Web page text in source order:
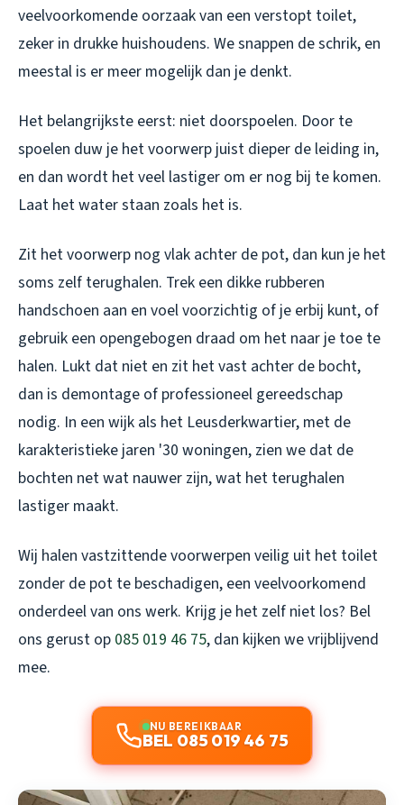
veelvoorkomende oorzaak van een verstopt toilet,
zeker in drukke huishoudens. We snappen de schrik, en
meestal is er meer mogelijk dan je denkt.
Het belangrijkste eerst: niet doorspoelen. Door te
spoelen duw je het voorwerp juist dieper de leiding in,
en dan wordt het veel lastiger om er nog bij te komen.
Laat het water staan zoals het is.
Zit het voorwerp nog vlak achter de pot, dan kun je het
soms zelf terughalen. Trek een dikke rubberen
handschoen aan en voel voorzichtig of je erbij kunt, of
gebruik een opengebogen draad om het naar je toe te
halen. Lukt dat niet en zit het vast achter de bocht,
dan is demontage of professioneel gereedschap
nodig. In een wijk als het Leusderkwartier, met de
karakteristieke jaren '30 woningen, zien we dat de
bochten net wat nauwer zijn, wat het terughalen
lastiger maakt.
Wij halen vastzittende voorwerpen veilig uit het toilet
zonder de pot te beschadigen, een veelvoorkomend
onderdeel van ons werk. Krijg je het zelf niet los? Bel
ons gerust op 085 019 46 75, dan kijken we vrijblijvend
mee.
NU BEREIKBAAR
BEL 085 019 46 75